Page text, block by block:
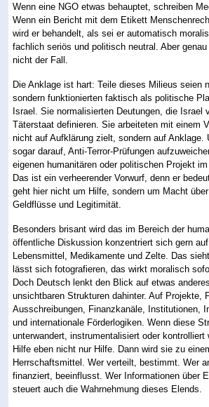
Wenn eine NGO etwas behauptet, schreiben
Wenn ein Bericht mit dem Etikett
wird er behandelt, als sei er automatisch
fachlich seriös und politisch neutral. Aber
nicht der Fall.
Die Anklage ist hart: Teile dieses Milieus seien
sondern funktionierten faktisch als politische
Israel. Sie normalisierten Deutungen, die Israel
Täterstaat definieren. Sie arbeiteten mit einem
nicht auf Aufklärung zielt, sondern auf Anklage.
sogar darauf, Anti-Terror-Prüfungen
eigenen humanitären oder politischen Projekt im
Das ist ein verheerender Vorwurf, denn er
geht hier nicht um Hilfe, sondern um Macht über
Geldflüsse und Legitimität.
Besonders brisant wird das im Bereich der
öffentliche Diskussion konzentriert sich gern auf
Lebensmittel, Medikamente und Zelte. Das
lässt sich fotografieren, das wirkt moralisch
Doch Deutsch lenkt den Blick auf etwas
unsichtbaren Strukturen dahinter. Auf Projekte,
Ausschreibungen, Finanzkanäle, Institutionen,
und internationale Förderlogiken. Wenn diese
unterwandert, instrumentalisiert oder kontrolliert
Hilfe eben nicht nur Hilfe. Dann wird sie zu
Herrschaftsmittel. Wer verteilt, bestimmt. Wer
finanziert, beeinflusst. Wer Informationen über
steuert auch die Wahrnehmung dieses Elends.